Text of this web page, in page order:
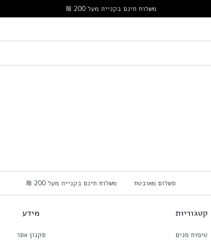
משלוח חינם בקנייה מעל 200 ₪
תשלום מאובטח משלוח חינם בקנייה מעל 200 ₪
קטגוריות
טיפוח פנים
מידע
תקנון אתר